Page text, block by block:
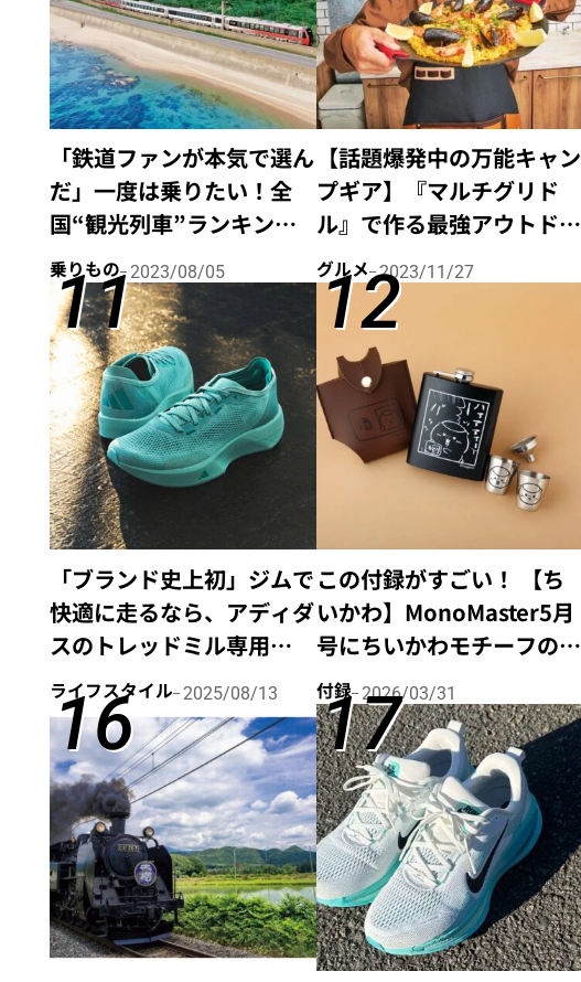
「鉄道ファンが本気で選ん
だ」一度は乗りたい！全
国“観光列車”ランキング
13選
乗りもの 2023/08/05
【話題爆発中の万能キャン
プギア】『マルチグリド
ル』で作る最強アウトドア
ごはんを有名キャンパーが
直伝！激ウマレシピ3選
グルメ 2023/11/27
「ブランド史上初」ジムで
快適に走るなら、アディダ
スのトレッドミル専用
シューズ
「TREADFLOW™️」
ライフスタイル 2025/08/13
この付録がすごい！ 【ち
いかわ】MonoMaster5月
号にちいかわモチーフの付
録が登場！【野外メシ特
集】
付録 2026/03/31